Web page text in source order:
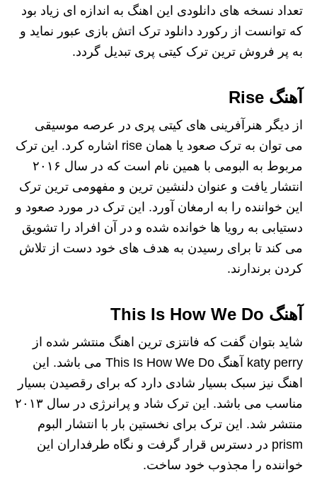
تعداد نسخه های دانلودی این اهنگ به اندازه ای زیاد بود
که توانست از رکورد دانلود ترک اتش بازی عبور نماید و
به پر فروش ترین ترک کیتی پری تبدیل گردد.
آهنگ Rise
از دیگر هنرآفرینی های کیتی پری در عرصه موسیقی
می توان به ترک صعود یا همان rise اشاره کرد. این ترک
مربوط به البومی با همین نام است که در سال ۲۰۱۶
انتشار یافت و عنوان دلنشین ترین و مفهومی ترین ترک
این خواننده را به ارمغان آورد. این ترک در مورد صعود و
دستیابی به رویا ها خوانده شده و در آن افراد را تشویق
می کند تا برای رسیدن به هدف های خود دست از تلاش
کردن برندارند.
آهنگ This Is How We Do
شاید بتوان گفت که فانتزی ترین اهنگ منتشر شده از
katy perry آهنگ This Is How We Do می باشد. این
اهنگ نیز سبک بسیار شادی دارد که برای رقصیدن بسیار
مناسب می باشد. این ترک شاد و پرانرژی در سال ۲۰۱۳
منتشر شد. این ترک برای نخستین بار با انتشار البوم
prism در دسترس قرار گرفت و نگاه طرفداران این
خواننده را مجذوب خود ساخت.